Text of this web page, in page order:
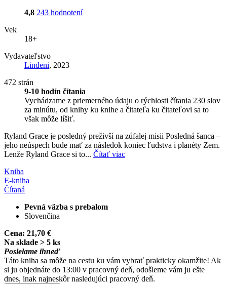
4,8 243 hodnotení
Vek
18+
Vydavateľstvo
Lindeni, 2023
472 strán
9-10 hodín čítania
Vychádzame z priemerného údaju o rýchlosti čítania 230 slov
za minútu, od knihy ku knihe a čitateľa ku čitateľovi sa to
však môže líšiť.
Ryland Grace je posledný preživší na zúfalej misii Posledná šanca –
jeho neúspech bude mať za následok koniec ľudstva i planéty Zem.
Lenže Ryland Grace si to... Čítať viac
Kniha
E-kniha
Čítaná
Pevná väzba s prebalom
Slovenčina
Cena: 21,70 €
Na sklade > 5 ks
Posielame ihneď
Táto kniha sa môže na cestu ku vám vybrať prakticky okamžite! Ak
si ju objednáte do 13:00 v pracovný deň, odošleme vám ju ešte
dnes, inak najneskôr nasledujúci pracovný deň.